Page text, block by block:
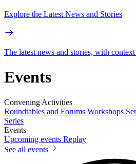
Explore the Latest News and Stories
The latest news and stories, with
Events
Convening Activities
Roundtables and Forums Workshops
Series
Events
Upcoming events Replay
See all events